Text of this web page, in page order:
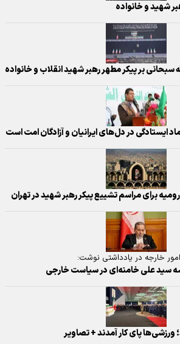
شهید و خانواده
ایستادگی در دل‌های ایرانیان و آزادگان امت است
برای مراسم تشییع پیکر رهبر شهید در تهران
خارجه در یادداشتی نوشت:
سید علی خامنه‌ای در سیاست خارجی
ورزشی‌ها پای کار آمدند + تصاویر